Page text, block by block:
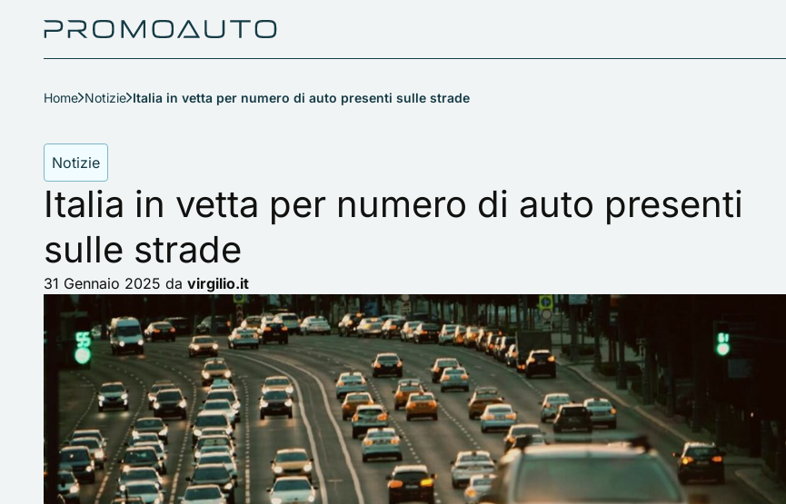
Home Notizie Italia in vetta per numero di auto presenti sulle strade
Notizie
Italia in vetta per numero di auto presenti
sulle strade
31 Gennaio 2025 da virgilio.it